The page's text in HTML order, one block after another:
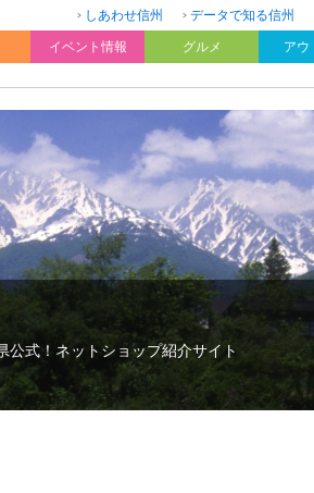
しあわせ信州 データで知る信州
イベント情報 グルメ アウ
式！ネットショップ紹介サイト